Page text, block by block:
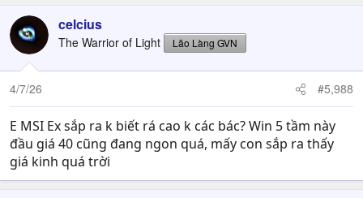
c
t
i
o
n
celcius
The Warrior of Light Lão Làng GVN
4/7/26 #5,988
E MSI Ex sắp ra k biết rá cao k các bác? Win 5 tầm này
đầu giá 40 cũng đang ngon quá, mấy con sắp ra thấy
giá kinh quá trời